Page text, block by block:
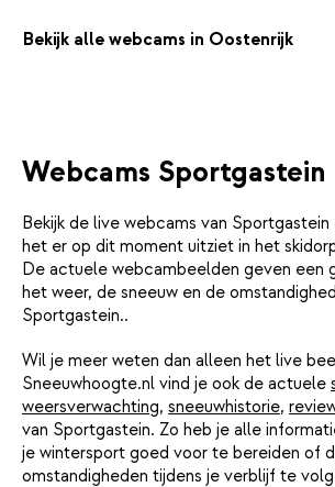
Bekijk alle webcams in Oostenrijk
Webcams Sportgastein
Bekijk de live webcams van
het er op dit moment uitziet in het
De actuele webcambeelden geven een
het weer, de sneeuw en de
Sportgastein..
Wil je meer weten dan alleen het live
Sneeuwhoogte.nl vind je ook de actuele
weersverwachting, sneeuwhistorie,
van Sportgastein. Zo heb je alle
je wintersport goed voor te bereiden of
omstandigheden tijdens je verblijf te